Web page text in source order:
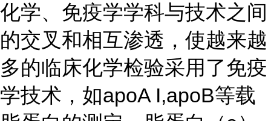
化学、免疫学学科与技术之间
的交叉和相互渗透，使越来越
多的临床化学检验采用了免疫
学技术，如apoA I,apoB等载